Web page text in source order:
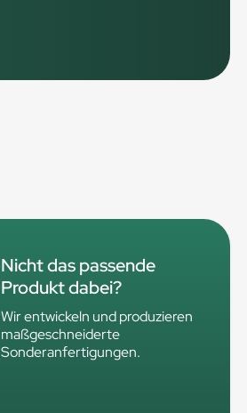
Nicht das passende
Produkt dabei?
Wir entwickeln und produzieren
maßgeschneiderte
Sonderanfertigungen.